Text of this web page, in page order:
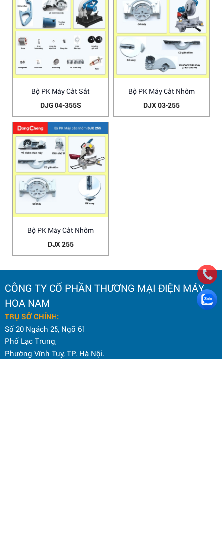
Bộ PK Máy Cắt Sắt
DJG 04-355S
Bộ PK Máy Cắt Nhôm
DJX 03-255
Bộ PK Máy Cắt Nhôm
DJX 255
CÔNG TY CỔ PHẦN THƯƠNG MẠI ĐIỆN MÁY
HOA NAM
TRỤ SỞ CHÍNH:
Số 20 Ngách 25, Ngõ 61
Phố Lạc Trung,
Phường Vĩnh Tuy, TP. Hà Nội.